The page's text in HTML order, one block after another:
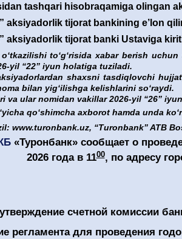
tashqari hisobraqamiga olingan
aksiyadorlik tijorat bankining e’lon
aksiyadorlik tijorat banki Ustaviga
toʻgʻrisida xabar berish
yil “22” iyun holatiga tuziladi.
shaxsni tasdiqlovchi
bilan yigʻilishga kelishlarini soʻraydi.
va ular nomidan vakillar 2026-yil “26”
qoʻshimcha axborot hamda unda
www.turonbank.uz, “Turonbank” ATB
«Туронбанк» сообщаето
2026 года в 1100, по адресу
счетной комиссии
регламента для проведения